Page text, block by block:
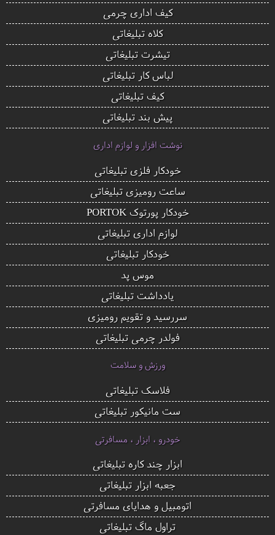
کیف اداری چرمی
کلاه تبلیغاتی
تیشرت تبلیغاتی
لباس کار تبلیغاتی
کیف تبلیغاتی
پیش بند تبلیغاتی
نوشت افزار و لوازم اداری
خودکار فلزی تبلیغاتی
ساعت رومیزی تبلیغاتی
خودکار پورتوک PORTOK
لوازم اداری تبلیغاتی
خودکار تبلیغاتی
موس پد
یادداشت تبلیغاتی
سررسید و تقویم رومیزی
فولدر چرمی تبلیغاتی
ورزش و سلامت
فلاسک تبلیغاتی
ست مانیکور تبلیغاتی
خودرو ، ابزار ، مسافرتی
ابزار چند کاره تبلیغاتی
جعبه ابزار تبلیغاتی
اتومبیل و هدایای مسافرتی
تراول ماگ تبلیغاتی